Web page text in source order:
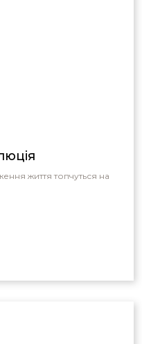
життя топчуться на